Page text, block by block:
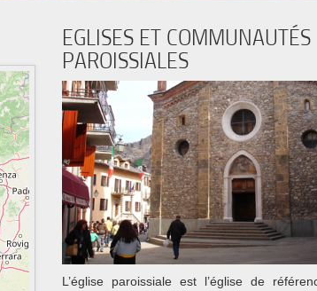
EGLISES ET COMMUNAUTÉS
PAROISSIALES
L’église paroissiale est l’église de
confidentialité